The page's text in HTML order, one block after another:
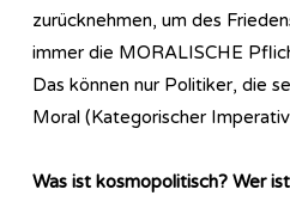
zurücknehmen, um des
immer die MORALISCHE
Das können nur Politiker, die
Moral (Kategorischer
Was ist kosmopolitisch? Wer